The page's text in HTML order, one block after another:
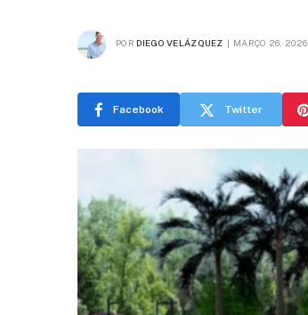
POR DIEGO VELÁZQUEZ MARÇO 26, 2026
Facebook Twitter